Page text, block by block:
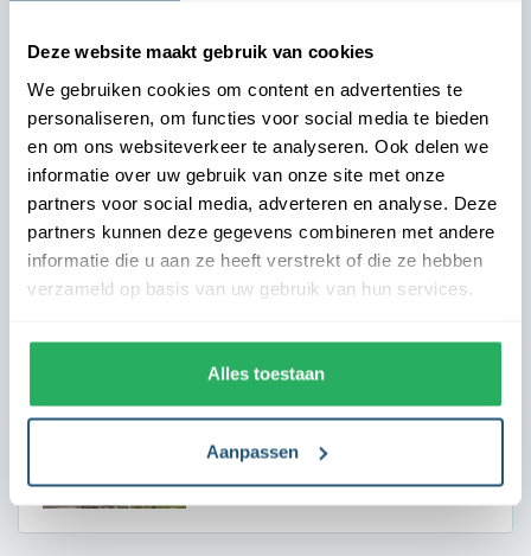
Deze website maakt gebruik van cookies
We gebruiken cookies om content en advertenties te
personaliseren, om functies voor social media te bieden
en om ons websiteverkeer te analyseren. Ook delen we
informatie over uw gebruik van onze site met onze
partners voor social media, adverteren en analyse. Deze
partners kunnen deze gegevens combineren met andere
informatie die u aan ze heeft verstrekt of die ze hebben
verzameld op basis van uw gebruik van hun services.
Alles toestaan
Aanpassen
Dit zeggen onze klanten
Direct het juiste vakantiegevoel
Landal - Marianne
Onze gasten moeten vanaf aankomst het vakantiegevoel
ervaren. De vlaggen bij onze parken zetten direct de juiste
verzorgd en uitnodigend. We zijn zeer tevreden over de